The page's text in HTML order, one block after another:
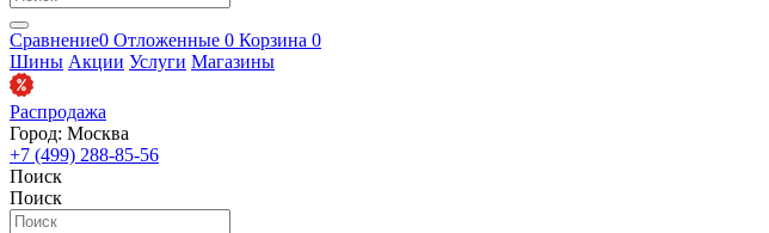
Сравнение0 Отложенные 0 Корзина 0
Шины Акции Услуги Магазины
Распродажа
Город: Москва
+7 (499) 288-85-56
Поиск
Поиск